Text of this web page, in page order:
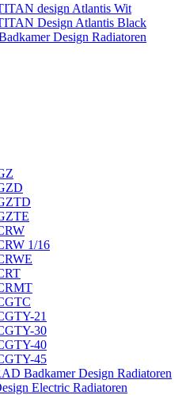
design Atlantis Wit
Design Atlantis Black
Design Radiatoren
1/16
21
30
40
45
Badkamer Design Radiatoren
Electric Radiatoren